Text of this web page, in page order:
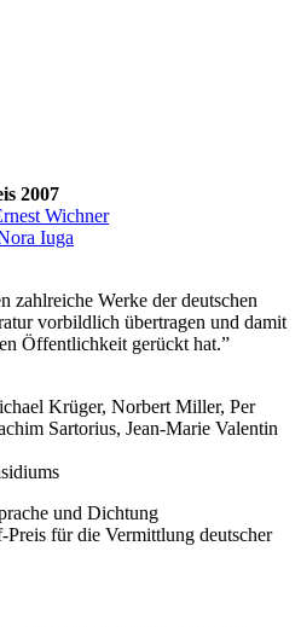
2007
Wichner
Iuga
zahlreiche Werke der deutschen
vorbildlich übertragen und damit
Öffentlichkeit gerückt hat.
Krüger, Norbert Miller, Per
Sartorius, Jean-Marie Valentin
und Dichtung
für die Vermittlung deutscher